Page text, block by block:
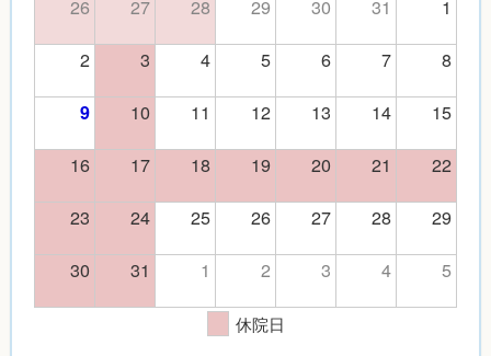
26 27 28 29 30 31
1
2
3 4 5 6 7 8
9 10 11 12 13 14
15
16
17 18 19 20 21
22
23
24 25 26 27 28
29
30
31 1 2 3 4 5
休院日